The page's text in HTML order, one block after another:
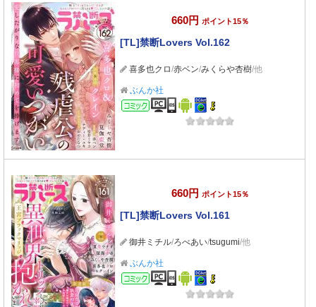
660円 ポイント15％
[TL]禁断Lovers Vol.162
喜多也クロ/赤ベン/みくらや杏樹/他
ぶんか社
コミック
660円 ポイント15％
[TL]禁断Lovers Vol.161
御井ミチル/ろべあい/tsugumi/他
ぶんか社
コミック